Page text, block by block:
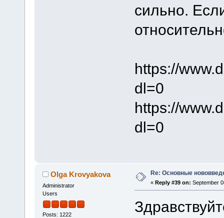
сильно.
https://
dl=0
https://
dl=0
Olga Krovyakova
Administrator
Users
Posts: 1222
Re: Основные
« Reply #39 on: September